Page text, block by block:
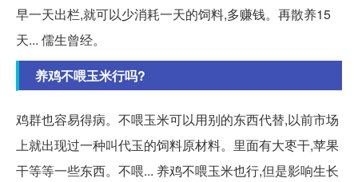
早一天出栏,就可以少消耗一天的饲料,多赚钱。再散养15
天... 儒生曾经。
养鸡不喂玉米行吗?
鸡群也容易得病。不喂玉米可以用别的东西代替,以前市场
上就出现过一种叫代玉的饲料原材料。里面有大枣干,苹果
干等等一些东西。不喂... 养鸡不喂玉米也行,但是影响生长